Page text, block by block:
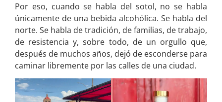
Por eso, cuando se habla del sotol, no se habla
únicamente de una bebida alcohólica. Se habla del
norte. Se habla de tradición, de familias, de trabajo,
de resistencia y, sobre todo, de un orgullo que,
después de muchos años, dejó de esconderse para
caminar libremente por las calles de una ciudad.